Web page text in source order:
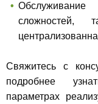
сложностей,
Свяжитесь с
подробнее
параметрах